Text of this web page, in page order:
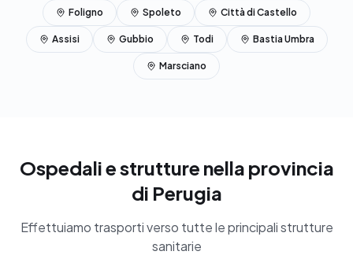
Foligno Spoleto Città di Castello
Assisi Gubbio Todi Bastia Umbra
Marsciano
Ospedali e strutture nella provincia
di Perugia
Effettuiamo trasporti verso tutte le principali strutture
sanitarie